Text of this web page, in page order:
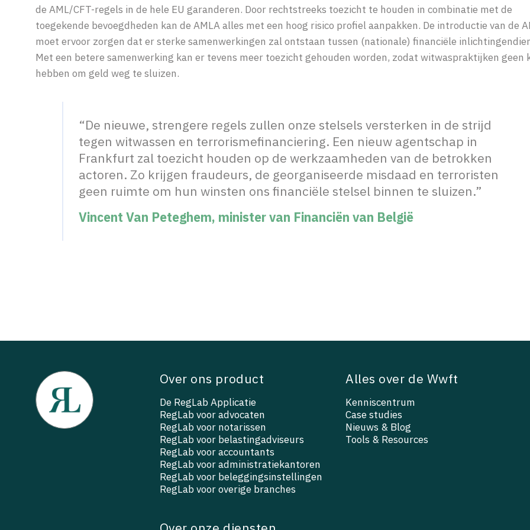
de AML/CFT-regels in de hele EU garanderen. Door rechtstreeks toezicht te houden in combinatie met de
toegekende bevoegdheden kan de AMLA alles met een hoog risico profiel aanpakken. De introductie van de
moet ervoor zorgen dat er sterke samenwerkingen zal ontstaan tussen (nationale) financiële
Met een betere samenwerking kan er tevens meer toezicht gehouden worden, zodat witwaspraktijken geen
hebben om geld weg te sluizen.
“De nieuwe, strengere regels zullen onze stelsels versterken in de strijd
tegen witwassen en terrorismefinanciering. Een nieuw agentschap in
Frankfurt zal toezicht houden op de werkzaamheden van de betrokken
actoren. Zo krijgen fraudeurs, de georganiseerde misdaad en terroristen
geen ruimte om hun winsten ons financiële stelsel binnen te sluizen.”
Vincent Van Peteghem, minister van Financiën van België
Over ons product
De RegLab Applicatie
RegLab voor advocaten
RegLab voor notarissen
RegLab voor belastingadviseurs
RegLab voor accountants
RegLab voor administratiekantoren
RegLab voor beleggingsinstellingen
RegLab voor overige branches
Alles over de Wwft
Kenniscentrum
Case studies
Nieuws & Blog
Tools & Resources